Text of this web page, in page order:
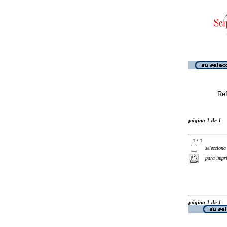
página 1 de 1
1 / 1
selecciona
para
página 1 de 1